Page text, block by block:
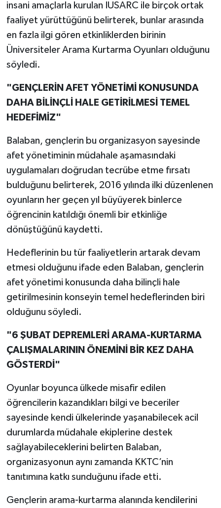
insani amaçlarla kurulan IUSARC ile birçok ortak
faaliyet yürüttüğünü belirterek, bunlar arasında
en fazla ilgi gören etkinliklerden birinin
Üniversiteler Arama Kurtarma Oyunları olduğunu
söyledi.
"GENÇLERİN AFET YÖNETİMİ KONUSUNDA
DAHA BİLİNÇLİ HALE GETİRİLMESİ TEMEL
HEDEFİMİZ"
Balaban, gençlerin bu organizasyon sayesinde
afet yönetiminin müdahale aşamasındaki
uygulamaları doğrudan tecrübe etme fırsatı
bulduğunu belirterek, 2016 yılında ilki düzenlenen
oyunların her geçen yıl büyüyerek binlerce
öğrencinin katıldığı önemli bir etkinliğe
dönüştüğünü kaydetti.
Hedeflerinin bu tür faaliyetlerin artarak devam
etmesi olduğunu ifade eden Balaban, gençlerin
afet yönetimi konusunda daha bilinçli hale
getirilmesinin konseyin temel hedeflerinden biri
olduğunu söyledi.
"6 ŞUBAT DEPREMLERİ ARAMA-KURTARMA
ÇALIŞMALARININ ÖNEMİNİ BİR KEZ DAHA
GÖSTERDİ"
Oyunlar boyunca ülkede misafir edilen
öğrencilerin kazandıkları bilgi ve beceriler
sayesinde kendi ülkelerinde yaşanabilecek acil
durumlarda müdahale ekiplerine destek
sağlayabileceklerini belirten Balaban,
organizasyonun aynı zamanda KKTC’nin
tanıtımına katkı sunduğunu ifade etti.
Gençlerin arama-kurtarma alanında kendilerini